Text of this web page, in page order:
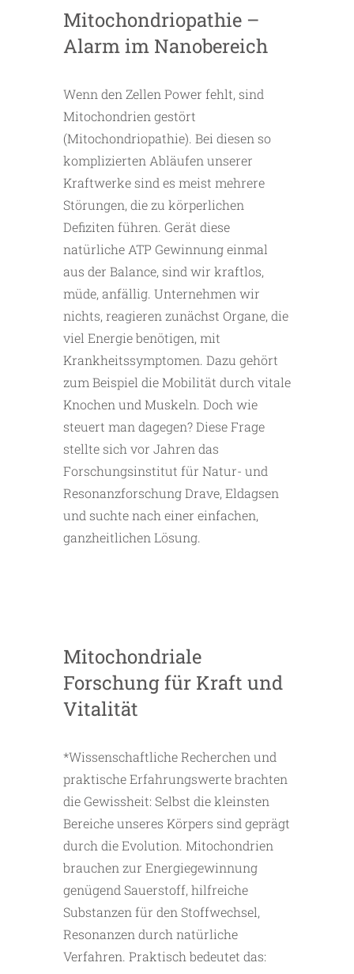
Mitochondriopathie –
Alarm im Nanobereich
Wenn den Zellen Power fehlt, sind
Mitochondrien gestört
(Mitochondriopathie). Bei diesen so
komplizierten Abläufen unserer
Kraftwerke sind es meist mehrere
Störungen, die zu körperlichen
Defiziten führen. Gerät diese
natürliche ATP Gewinnung einmal
aus der Balance, sind wir kraftlos,
müde, anfällig. Unternehmen wir
nichts, reagieren zunächst Organe, die
viel Energie benötigen, mit
Krankheitssymptomen. Dazu gehört
zum Beispiel die Mobilität durch vitale
Knochen und Muskeln. Doch wie
steuert man dagegen? Diese Frage
stellte sich vor Jahren das
Forschungsinstitut für Natur- und
Resonanzforschung Drave, Eldagsen
und suchte nach einer einfachen,
ganzheitlichen Lösung.
Mitochondriale
Forschung für Kraft und
Vitalität
*Wissenschaftliche Recherchen und
praktische Erfahrungswerte brachten
die Gewissheit: Selbst die kleinsten
Bereiche unseres Körpers sind geprägt
durch die Evolution. Mitochondrien
brauchen zur Energiegewinnung
genügend Sauerstoff, hilfreiche
Substanzen für den Stoffwechsel,
Resonanzen durch natürliche
Verfahren. Praktisch bedeutet das: